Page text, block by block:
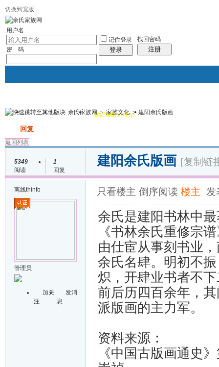
切换到宽版
用户名
密 码
记住登录
登录
找回密码
注册
我的 讨论区 热心榜(2015) 风采堂
余氏家族网 > 家族文化 > 建阳余氏版画
回复
返回列表
5349
阅读
1
回复
建阳余氏版画 [复制链
离线thinfo
管理员
加关
注
发消
息
只看楼主 倒序阅读 楼主 发
余氏是建阳书林中
《书林余氏重修宗
由仕宦从事刻书业
余氏名肆。明初不
炽，开肆业书者不
前后历四百余年，
派版画的主力军。
资料来源：
《中国古版画通史